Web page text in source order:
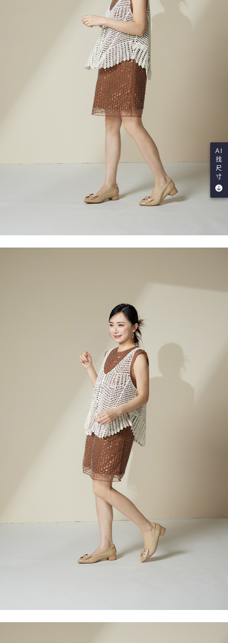
AI
找
尺
寸